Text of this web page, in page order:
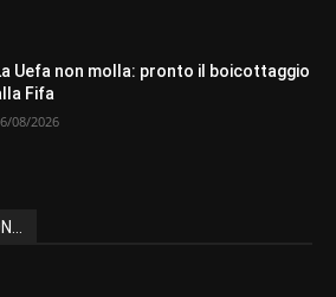
Uefa non molla: pronto il boicottaggio
Fifa
08/2026